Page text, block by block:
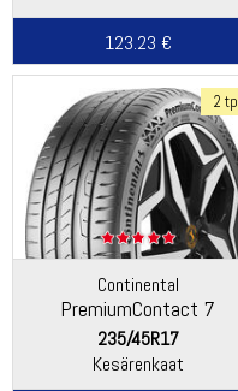
123.23 €
2 tp
Continental
PremiumContact 7
235/45R17
Kesärenkaat